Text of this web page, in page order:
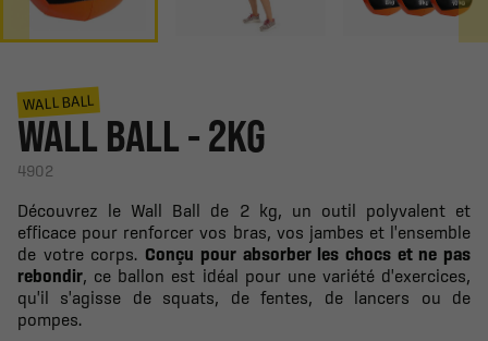
WALL BALL
WALL BALL - 2KG
4902
Découvrez le Wall Ball de 2 kg, un outil polyvalent et
efficace pour renforcer vos bras, vos jambes et l'ensemble
de votre corps. Conçu pour absorber les chocs et ne pas
rebondir, ce ballon est idéal pour une variété d'exercices,
qu'il s'agisse de squats, de fentes, de lancers ou de
pompes.